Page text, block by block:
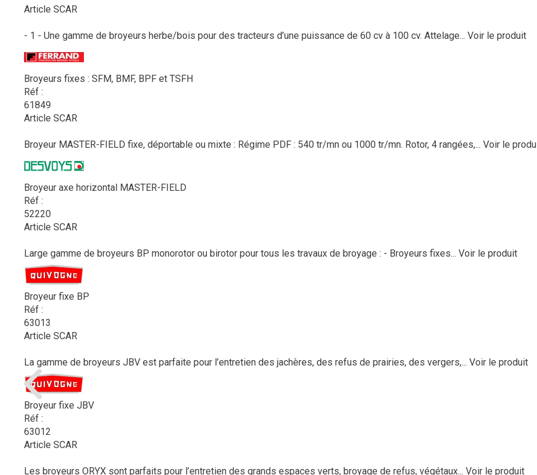
Article SCAR
- 1 - Une gamme de broyeurs herbe/bois pour des tracteurs d’une puissance de 60 cv à 100 cv. Attelage... Voir le produit
Broyeurs fixes : SFM, BMF, BPF et TSFH
Réf :
61849
Article SCAR
Broyeur MASTER-FIELD fixe, déportable ou mixte : Régime PDF : 540 tr/mn ou 1000 tr/mn. Rotor, 4 rangées,... Voir le
Broyeur axe horizontal MASTER-FIELD
Réf :
52220
Article SCAR
Large gamme de broyeurs BP monorotor ou birotor pour tous les travaux de broyage : - Broyeurs fixes... Voir le produit
Broyeur fixe BP
Réf :
63013
Article SCAR
La gamme de broyeurs JBV est parfaite pour l’entretien des jachères, des refus de prairies, des vergers,... Voir le produit
Broyeur fixe JBV
Réf :
63012
Article SCAR
Les broyeurs ORYX sont parfaits pour l’entretien des grands espaces verts, broyage de refus, végétaux... Voir le produit